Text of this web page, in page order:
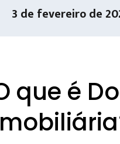
3 de fevereiro de
que é